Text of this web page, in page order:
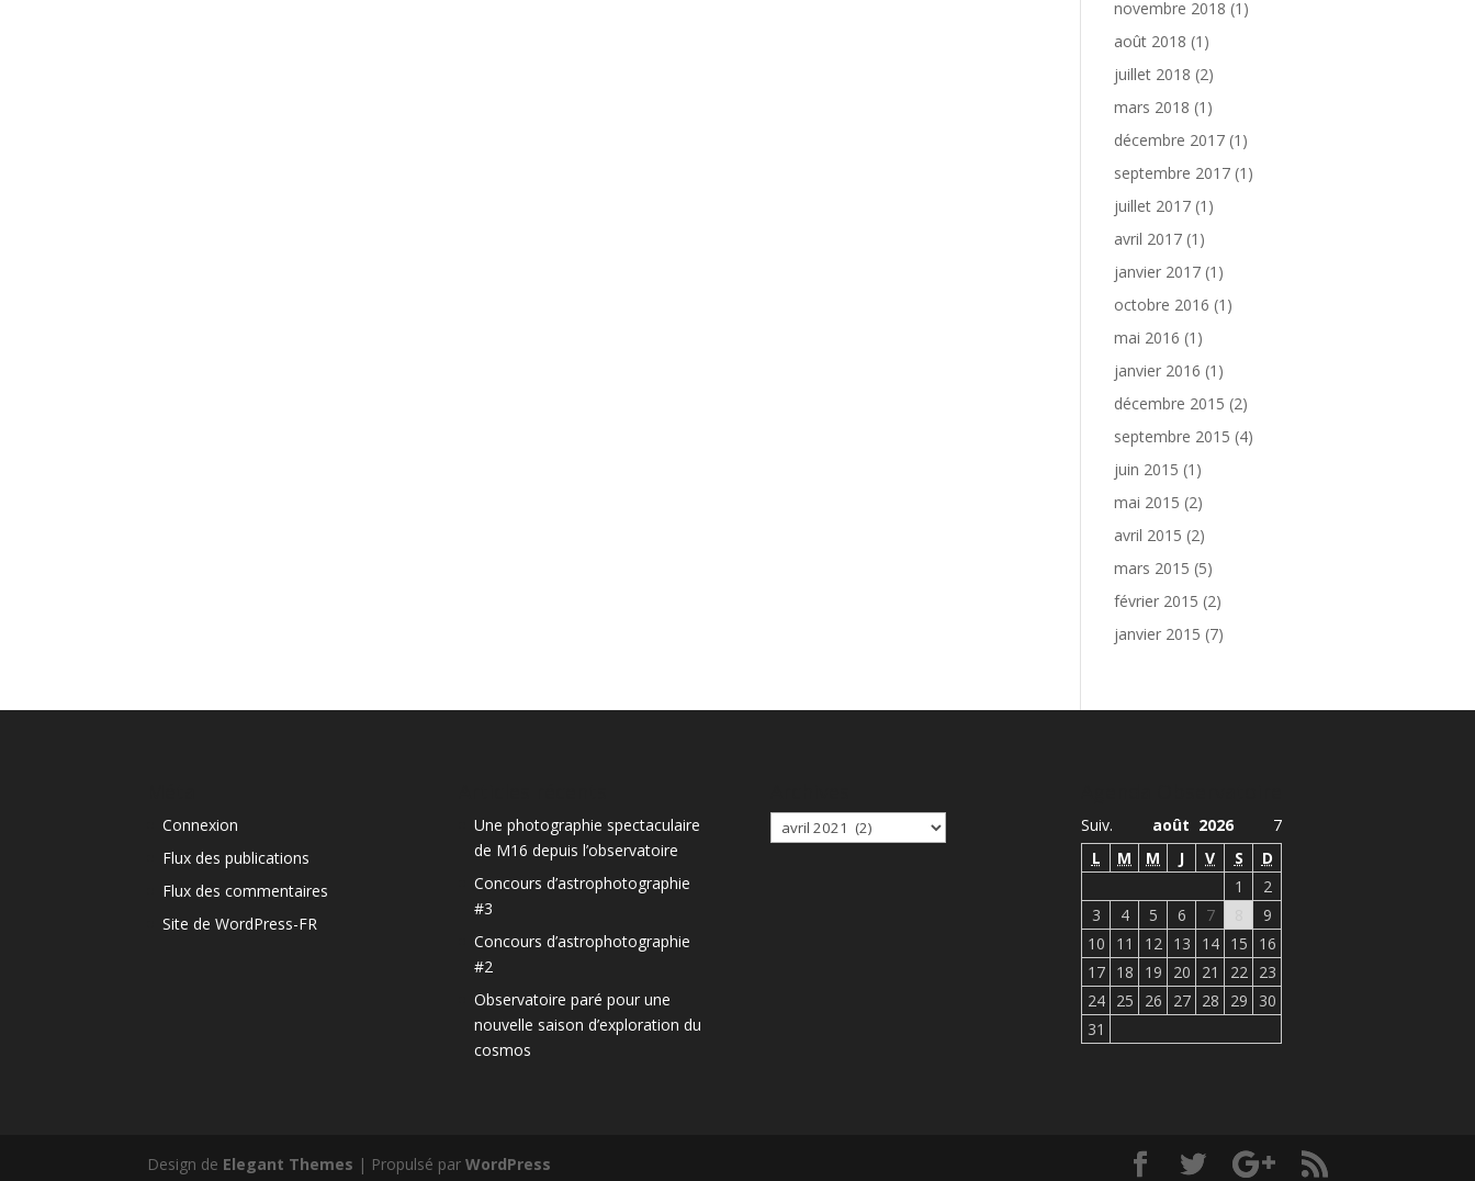
novembre 2018 (1)
août 2018 (1)
juillet 2018 (2)
mars 2018 (1)
décembre 2017 (1)
septembre 2017 (1)
juillet 2017 (1)
avril 2017 (1)
janvier 2017 (1)
octobre 2016 (1)
mai 2016 (1)
janvier 2016 (1)
décembre 2015 (2)
septembre 2015 (4)
juin 2015 (1)
mai 2015 (2)
avril 2015 (2)
mars 2015 (5)
février 2015 (2)
janvier 2015 (7)
Connexion
Flux des publications
Flux des commentaires
Site de WordPress-FR
Une photographie spectaculaire
de M16 depuis l’observatoire
Concours d’astrophotographie
#3
Concours d’astrophotographie
#2
Observatoire paré pour une
nouvelle saison d’exploration du
cosmos
Archives Suiv. 7
août 2026
L
M M J V S
D
1
2
3
4 5 6 7
9
10
11 12 13 14 15
16
17
18 19 20 21 22
23
24
25 26 27 28 29
30
31
Design de Elegant Themes | Propulsé parWordPress